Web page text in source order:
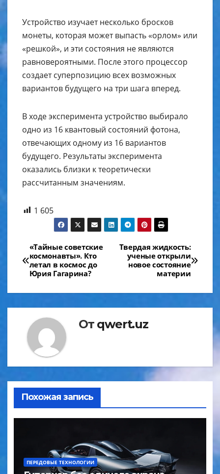
Устройство изучает несколько бросков
монеты, которая может выпасть «орлом» или
«решкой», и эти состояния не являются
равновероятными. После этого процессор
создает суперпозицию всех возможных
вариантов будущего на три шага вперед.
В ходе эксперимента устройство выбирало
одно из 16 квантовый состояний фотона,
отвечающих одному из 16 вариантов
будущего. Результаты эксперимента
оказались близки к теоретически
рассчитанным значениям.
1 605
Навигация
по
записям
Твердая жидкость:
ученые открыли
новое состояние
материи
«Тайные советские
космонавты». Кто
летал в космос до
Юрия Гагарина?
От qwert.uz
Похожая запись
ПЕРЕДОВЫЕ ТЕХНОЛОГИИ